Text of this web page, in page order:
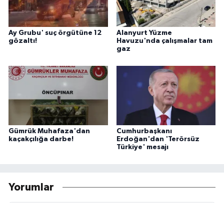
Ay Grubu' suç örgütüne 12
gözaltı!
Alanyurt Yüzme
Havuzu'nda çalışmalar tam
gaz
Gümrük Muhafaza'dan
kaçakçılığa darbe!
Cumhurbaşkanı
Erdoğan'dan 'Terörsüz
Türkiye' mesajı
Yorumlar